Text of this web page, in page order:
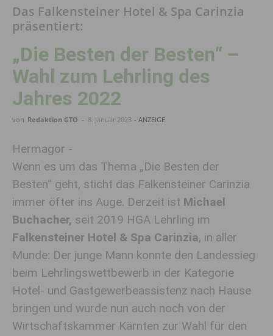
Das Falkensteiner Hotel & Spa Carinzia
präsentiert:
„Die Besten der Besten“ –
Wahl zum Lehrling des
Jahres 2022
von Redaktion GTO - 8. Januar 2023 - ANZEIGE
Hermagor -
Wenn es um das Thema „Die Besten der
Besten“ geht, sticht das Falkensteiner Carinzia
immer öfter ins Auge. Derzeit ist Michael
Buchacher, seit 2019 HGA Lehrling im
Falkensteiner Hotel & Spa Carinzia, in aller
Munde: Der junge Mann konnte den Landessieg
beim Lehrlingswettbewerb in der Kategorie
Hotel- und Gastgewerbeassistenz nach Hause
bringen und wurde nun auch noch von der
Wirtschaftskammer Kärnten zur Wahl für den